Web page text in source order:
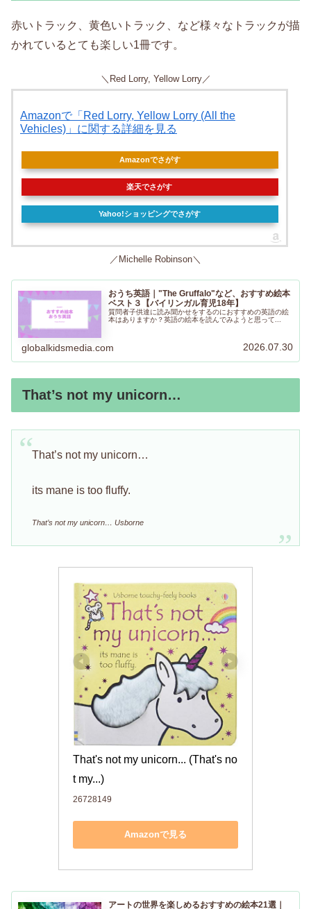
赤いトラック、黄色いトラック、など様々なトラックが描
かれているとても楽しい1冊です。
＼Red Lorry, Yellow Lorry／
Amazonで「Red Lorry, Yellow Lorry (All the
Vehicles)」に関する詳細を見る
Amazonでさがす
楽天でさがす
Yahoo!ショッピングでさがす
／Michelle Robinson＼
おうち英語｜"The Gruffalo"など、おすすめ絵本
ベスト３【バイリンガル育児18年】
質問者子供達に読み聞かせをするのにおすすめの英語の絵
本はありますか？英語の絵本を読んでみようと思って...
globalkidsmedia.com 2026.07.30
That’s not my unicorn…
That’s not my unicorn…
its mane is too fluffy.
That’s not my unicorn… Usborne
That's not my unicorn... (That's no
t my...)
26728149
Amazonで見る
アートの世界を楽しめるおすすめの絵本21選｜